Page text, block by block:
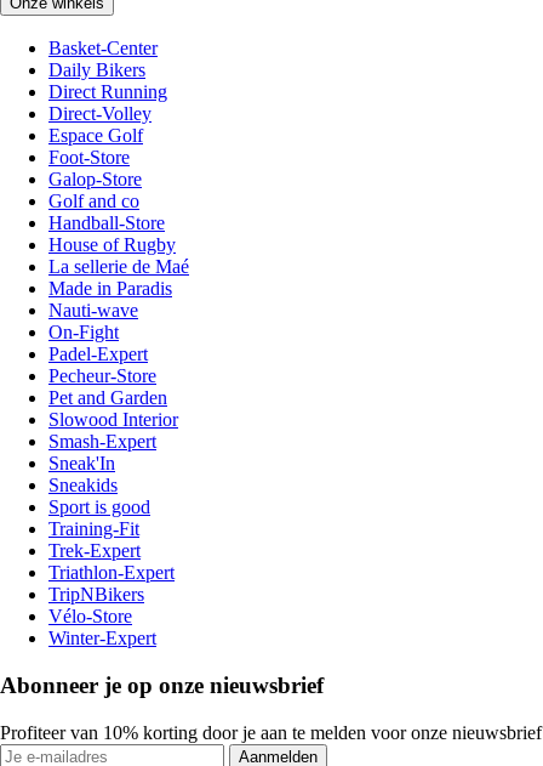
Basket-Center
Daily Bikers
Direct Running
Direct-Volley
Espace Golf
Foot-Store
Galop-Store
Golf and co
Handball-Store
House of Rugby
La sellerie de Maé
Made in Paradis
Nauti-wave
On-Fight
Padel-Expert
Pecheur-Store
Pet and Garden
Slowood Interior
Smash-Expert
Sneak'In
Sneakids
Sport is good
Training-Fit
Trek-Expert
Triathlon-Expert
TripNBikers
Vélo-Store
Winter-Expert
Abonneer je op onze nieuwsbrief
Profiteer van 10% korting door je aan te melden voor onze nieuwsbrief
Aanmelden